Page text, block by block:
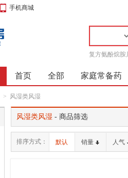
手机商城
复方氨酚烷胺
首页 全部 家庭常备药
> 风湿类风湿
风湿类风湿 - 商品筛选
排序方式： 默认 销量 人气